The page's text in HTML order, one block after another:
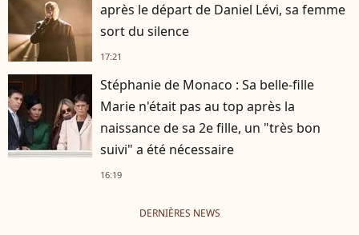
après le départ de Daniel Lévi, sa femme
sort du silence
17:21
Stéphanie de Monaco : Sa belle-fille
Marie n'était pas au top après la
naissance de sa 2e fille, un "très bon
suivi" a été nécessaire
16:19
DERNIÈRES NEWS